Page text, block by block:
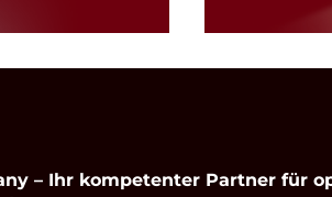
– Ihr kompetenter Partner für